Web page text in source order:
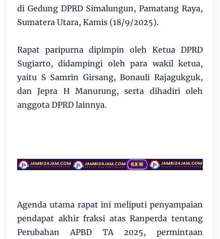
di Gedung DPRD Simalungun, Pamatang Raya,
Sumatera Utara, Kamis (18/9/2025).
Rapat paripurna dipimpin oleh Ketua DPRD
Sugiarto, didampingi oleh para wakil ketua,
yaitu S Samrin Girsang, Bonauli Rajagukguk,
dan Jepra H Manurung, serta dihadiri oleh
anggota DPRD lainnya.
Agenda utama rapat ini meliputi penyampaian
pendapat akhir fraksi atas Ranperda tentang
Perubahan APBD TA 2025, permintaan